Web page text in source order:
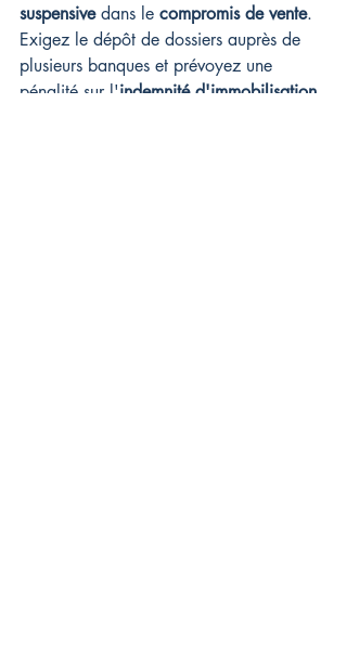
suspensive dans le compromis de vente.
Exigez le dépôt de dossiers auprès de
plusieurs banques et prévoyez une
pénalité sur l'indemnité d'immobilisation